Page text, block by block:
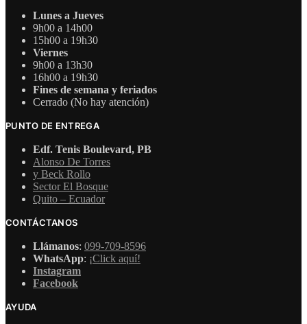
Lunes a Jueves
9h00 a 14h00
15h00 a 19h30
Viernes
9h00 a 13h30
16h00 a 19h30
Fines de semana y feriados
Cerrado (No hay atención)
PUNTO DE ENTREGA
Edf. Tenis Boulevard, PB
Alonso De Torres
y Beck Rollo
Sector El Bosque
Quito – Ecuador
CONTÁCTANOS
Llámanos: 099-709-8596
WhatsApp: ¡Click aquí!
Instagram
Facebook
AYUDA